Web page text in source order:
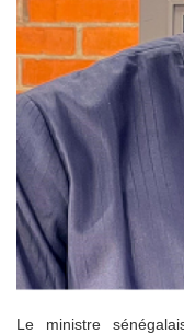
Le ministre